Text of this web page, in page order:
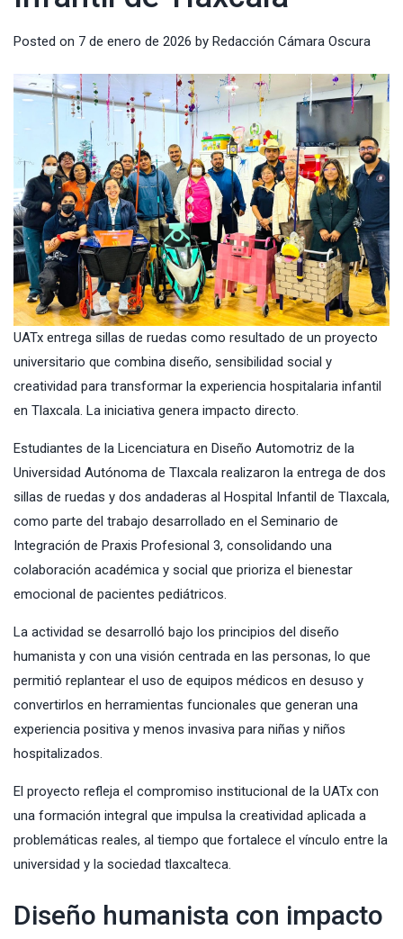
Posted on 7 de enero de 2026 by Redacción Cámara Oscura
UATx entrega sillas de ruedas como resultado de un proyecto
universitario que combina diseño, sensibilidad social y
creatividad para transformar la experiencia hospitalaria infantil
en Tlaxcala. La iniciativa genera impacto directo.
Estudiantes de la Licenciatura en Diseño Automotriz de la
Universidad Autónoma de Tlaxcala realizaron la entrega de dos
sillas de ruedas y dos andaderas al Hospital Infantil de Tlaxcala,
como parte del trabajo desarrollado en el Seminario de
Integración de Praxis Profesional 3, consolidando una
colaboración académica y social que prioriza el bienestar
emocional de pacientes pediátricos.
La actividad se desarrolló bajo los principios del diseño
humanista y con una visión centrada en las personas, lo que
permitió replantear el uso de equipos médicos en desuso y
convertirlos en herramientas funcionales que generan una
experiencia positiva y menos invasiva para niñas y niños
hospitalizados.
El proyecto refleja el compromiso institucional de la UATx con
una formación integral que impulsa la creatividad aplicada a
problemáticas reales, al tiempo que fortalece el vínculo entre la
universidad y la sociedad tlaxcalteca.
Diseño humanista con impacto